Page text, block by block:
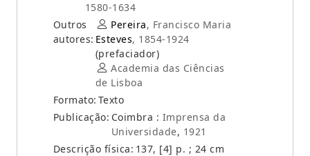
1580-1634
Outros
autores:
Pereira, Francisco Maria
Esteves, 1854-1924
(prefaciador)
Academia das Ciências
de Lisboa
Formato: Texto
Publicação: Coimbra : Imprensa da
Universidade, 1921
Descrição física: 137, [4] p. ; 24 cm